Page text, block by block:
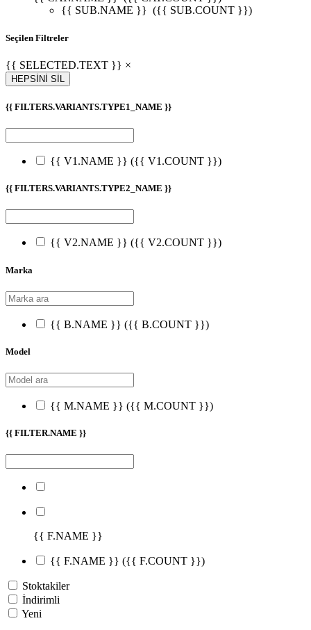
{{ SUB.NAME }} ({{ SUB.COUNT }})
Seçilen Filtreler
{{ SELECTED.TEXT }} ×
HEPSİNİ SİL
{{ FILTERS.VARIANTS.TYPE1_NAME }}
{{ V1.NAME }} ({{ V1.COUNT }})
{{ FILTERS.VARIANTS.TYPE2_NAME }}
{{ V2.NAME }} ({{ V2.COUNT }})
Marka
{{ B.NAME }} ({{ B.COUNT }})
Model
{{ M.NAME }} ({{ M.COUNT }})
{{ FILTER.NAME }}
{{ F.NAME }}
{{ F.NAME }} ({{ F.COUNT }})
Stoktakiler
İndirimli
Yeni